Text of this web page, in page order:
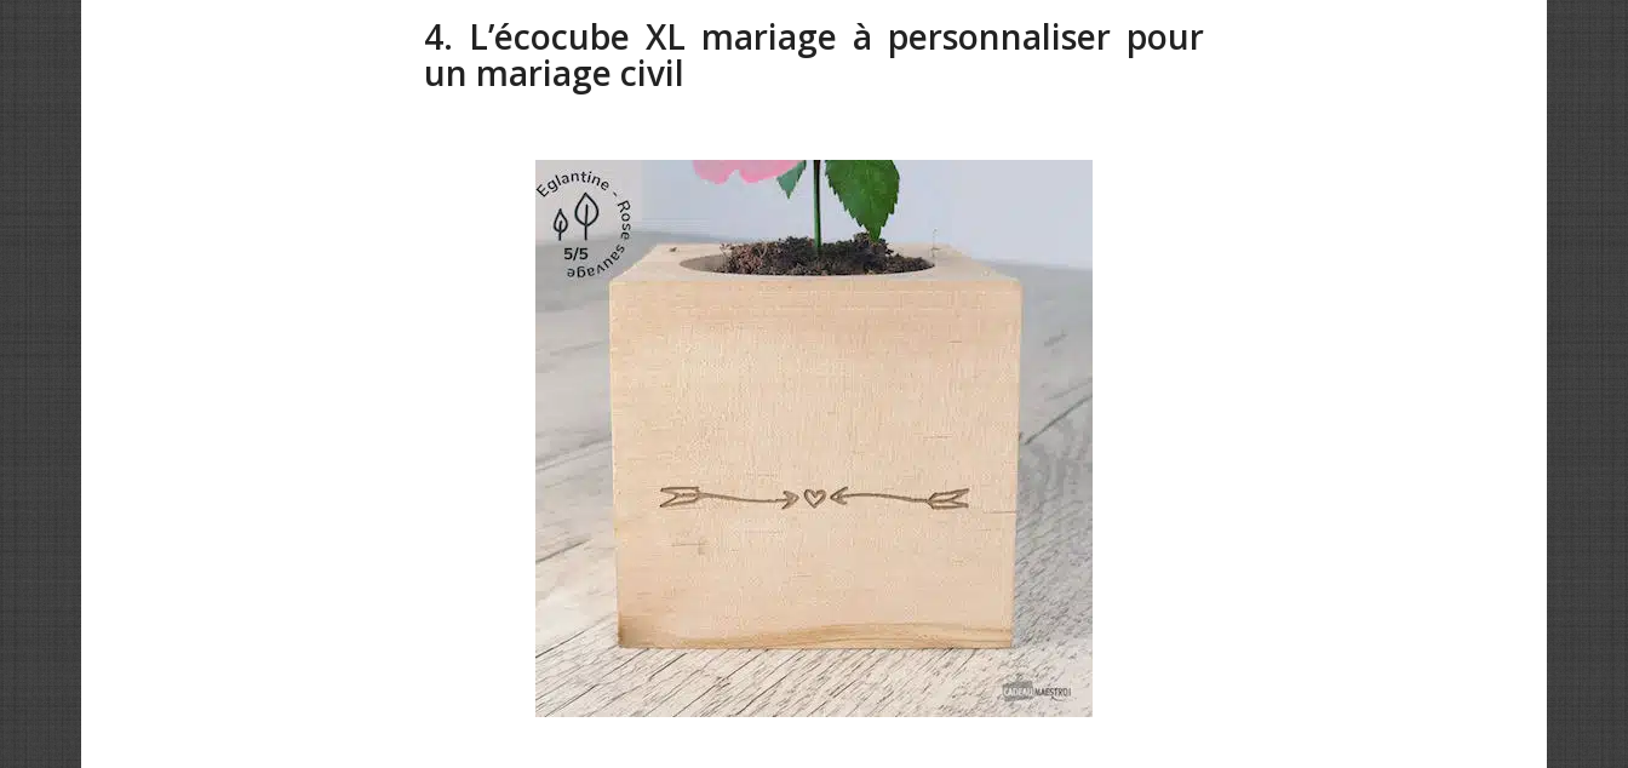
4. L’écocube XL mariage à personnaliser pour
un mariage civil